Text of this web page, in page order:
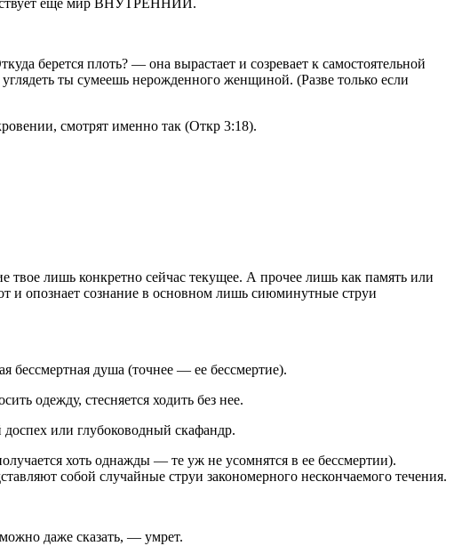
еще мир ВНУТРЕННИЙ.
берется плоть? — она вырастает и созревает к самостоятельной
ты сумеешь нерожденного женщиной. (Разве только если
смотрят именно так (Откр 3:18).
твое лишь конкретно сейчас текущее. А прочее лишь как память или
и опознает сознание в основном лишь сиюминутные струи
бессмертная душа (точнее — ее бессмертие).
одежду, стесняется ходить без нее.
или глубоководный скафандр.
хоть однажды — те уж не усомнятся в ее бессмертии).
собой случайные струи закономерного нескончаемого течения.
даже сказать, — умрет.